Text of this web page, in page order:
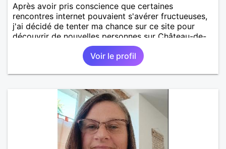
Après avoir pris conscience que certaines
rencontres internet pouvaient s'avérer fructueuses,
j'ai décidé de tenter ma chance sur ce site pour
découvrir de nouvelles personnes sur Château-de-
Loir voire Le Mans ou La Flèche !
Voir le profil